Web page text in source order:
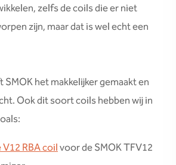
zelfs de coils die er niet
zijn, maar dat is wel echt een
het makkelijker gemaakt en
Ook dit soort coils hebben wij in
RBA coilvoor de SMOK TFV12